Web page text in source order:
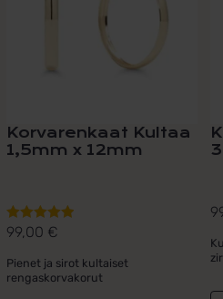
Korvarenkaat Kultaa
1,5mm x 12mm
Arvostelu
5.00/ 5
99,00 €
Pienet ja sirot kultaiset
rengaskorvakorut